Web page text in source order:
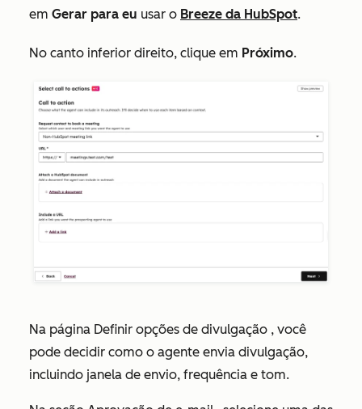
em Gerar para eu usar o Breeze da HubSpot.
No canto inferior direito, clique em Próximo.
Na página Definir opções de divulgação , você
pode decidir como o agente envia divulgação,
incluindo janela de envio, frequência e tom.